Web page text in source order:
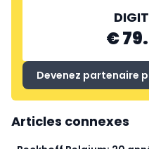
€
Devenez partenaire
Articles connexes